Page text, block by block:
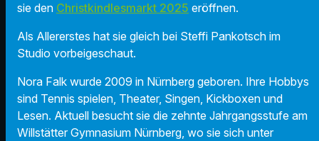
sie den Christkindlesmarkt 2025 eröffnen.
Als Allererstes hat sie gleich bei Steffi Pankotsch im
Studio vorbeigeschaut.
Nora Falk wurde 2009 in Nürnberg geboren. Ihre Hobbys
sind Tennis spielen, Theater, Singen, Kickboxen und
Lesen. Aktuell besucht sie die zehnte Jahrgangsstufe am
Willstätter Gymnasium Nürnberg, wo sie sich unter